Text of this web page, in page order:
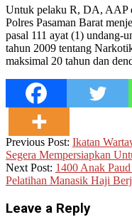
Untuk pelaku R, DA, AAP
Polres Pasaman Barat
pasal 111 ayat (1) undang-
tahun 2009 tentang
maksimal 20 tahun dan
2023-
10-
26
Previous Post: Ikatan
Segera Mempersiapkan
Next Post: 1400 Anak
Pelatihan Manasik Haji
Leave a Reply